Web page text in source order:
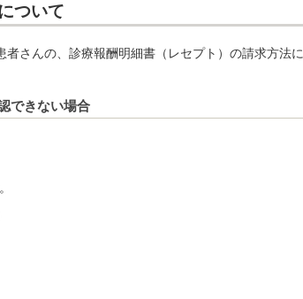
ついて
さんの、診療報酬明細書（レセプト）の請求方法に
できない場合